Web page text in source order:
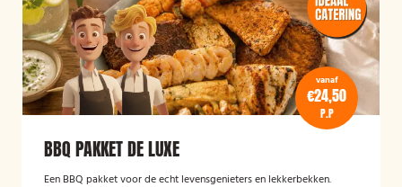
vanaf
€24,50
P.P
BBQ PAKKET DE LUXE
Een BBQ pakket voor de echt levensgenieters en lekkerbekken.